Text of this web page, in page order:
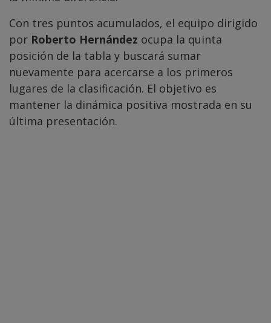
Con tres puntos acumulados, el equipo dirigido
por Roberto Hernández ocupa la quinta
posición de la tabla y buscará sumar
nuevamente para acercarse a los primeros
lugares de la clasificación. El objetivo es
mantener la dinámica positiva mostrada en su
última presentación.